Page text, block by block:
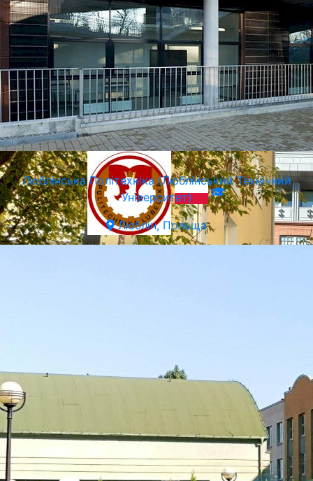
SWPS Університет Соціальних та Гуманітарних Наук
Варшава, Польща
Люблiнська Політехніка (Люблінський Технічний
Університет)
Люблін, Польща